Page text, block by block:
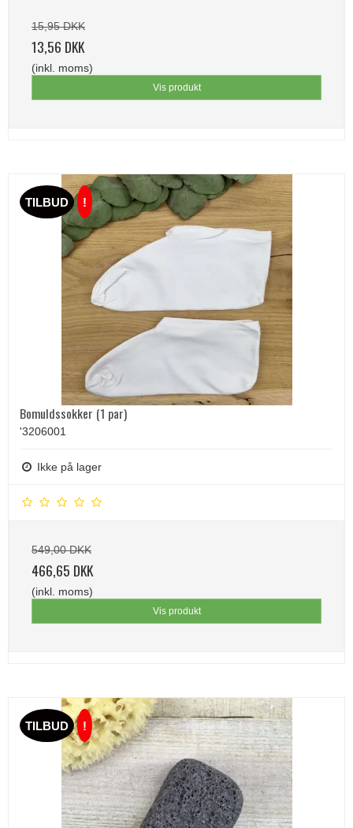
15,95 DKK
13,56 DKK
(inkl. moms)
Vis produkt
TILBUD !
Bomuldssokker (1 par)
'3206001
Ikke på lager
549,00 DKK
466,65 DKK
(inkl. moms)
Vis produkt
TILBUD !